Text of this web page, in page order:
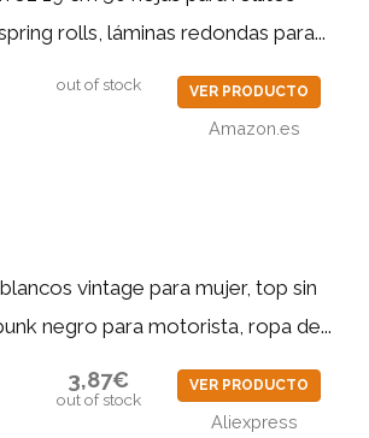
rolls, láminas redondas para...
out of stock VER PRODUCTO
Amazon.es
vintage para mujer, top sin
negro para motorista, ropa de...
3,87€
out of stock
VER PRODUCTO
Aliexpress